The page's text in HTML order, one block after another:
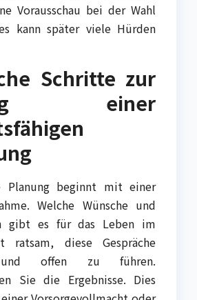
Vorausschau bei der Wahl
kann später viele Hürden
Schritte zur
einer
Planung beginnt mit einer
Welche Wünsche und
gibt es für das Leben im
ratsam, diese Gespräche
offen zu führen.
Sie die Ergebnisse. Dies